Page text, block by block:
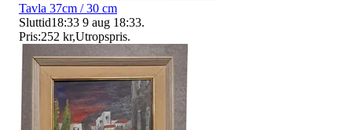
Tavla 37cm / 30 cm
Sluttid18:33 9 aug 18:33.
Pris:252 kr,Utropspris.